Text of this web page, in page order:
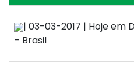
| 03-03-2017 | Hoje em
– Brasil